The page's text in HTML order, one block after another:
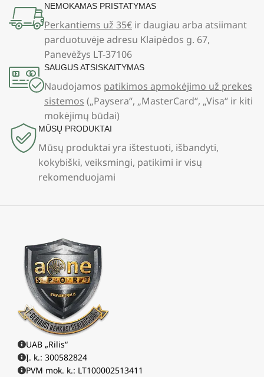
NEMOKAMAS PRISTATYMAS
Perkantiems už 35€ ir daugiau arba atsiimant
parduotuvėje adresu Klaipėdos g. 67,
Panevėžys LT-37106
SAUGUS ATSISKAITYMAS
Naudojamos patikimos apmokėjimo už prekes
sistemos („Paysera“, „MasterCard“, „Visa“ ir kiti
mokėjimų būdai)
MŪSŲ PRODUKTAI
Mūsų produktai yra ištestuoti, išbandyti,
kokybiški, veiksmingi, patikimi ir visų
rekomenduojami
UAB „Rilis“
Į. k.: 300582824
PVM mok. k.: LT100002513411